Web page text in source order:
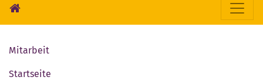
Mitarbeit
Startseite